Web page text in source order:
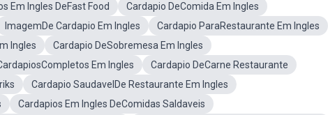
Em Ingles DeFast Food
Cardapio DeComida Em Ingles
ImagemDe Cardapio Em Ingles
Cardapio ParaRestaurante Em Ingles
Ingles
Cardapio DeSobremesa Em Ingles
Em Ingles
Cardapio DeCarne Restaurante
Cardapio SaudavelDe Restaurante Em Ingles
Cardapios Em Ingles DeComidas Saldaveis